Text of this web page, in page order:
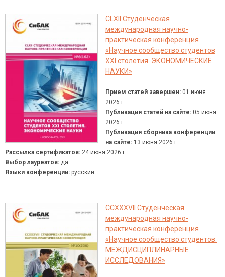
CLXII Студенческая
международная научно-
практическая конференция
«Научное сообщество студентов
XXI столетия. ЭКОНОМИЧЕСКИЕ
НАУКИ»
Прием статей завершен: 01 июня
2026 г.
Публикация статей на сайте: 05 июня
2026 г.
Публикация сборника конференции
на сайте: 13 июня 2026 г.
Рассылка сертификатов: 24 июня 2026 г.
Выбор лауреатов: да
Языки конференции: русский
CCXXXVII Студенческая
международная научно-
практическая конференция
«Научное сообщество студентов:
МЕЖДИСЦИПЛИНАРНЫЕ
ИССЛЕДОВАНИЯ»